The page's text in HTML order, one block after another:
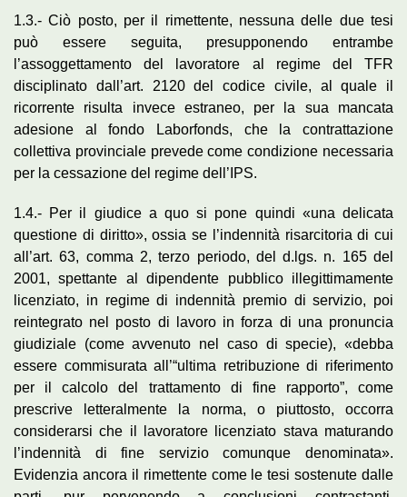
1.3.- Ciò posto, per il rimettente, nessuna delle due tesi
può essere seguita, presupponendo entrambe
l’assoggettamento del lavoratore al regime del TFR
disciplinato dall’art. 2120 del codice civile, al quale il
ricorrente risulta invece estraneo, per la sua mancata
adesione al fondo Laborfonds, che la contrattazione
collettiva provinciale prevede come condizione necessaria
per la cessazione del regime dell’IPS.
1.4.- Per il giudice a quo si pone quindi «una delicata
questione di diritto», ossia se l’indennità risarcitoria di cui
all’art. 63, comma 2, terzo periodo, del d.lgs. n. 165 del
2001, spettante al dipendente pubblico illegittimamente
licenziato, in regime di indennità premio di servizio, poi
reintegrato nel posto di lavoro in forza di una pronuncia
giudiziale (come avvenuto nel caso di specie), «debba
essere commisurata all’“ultima retribuzione di riferimento
per il calcolo del trattamento di fine rapporto”, come
prescrive letteralmente la norma, o piuttosto, occorra
considerarsi che il lavoratore licenziato stava maturando
l’indennità di fine servizio comunque denominata».
Evidenzia ancora il rimettente come le tesi sostenute dalle